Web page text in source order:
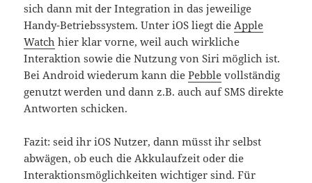
sich dann mit der Integration in das jeweilige
Handy-Betriebssystem. Unter iOS liegt dieApple
Watch hier klar vorne, weil auch wirkliche
Interaktion sowie die Nutzung von Siri möglich ist.
Bei Android wiederum kann diePebble vollständig
genutzt werden und dann z.B. auch auf SMS direkte
Antworten schicken.
Fazit: seid ihr iOS Nutzer, dann müsst ihr selbst
abwägen, ob euch die Akkulaufzeit oder die
Interaktionsmöglichkeiten wichtiger sind. Für